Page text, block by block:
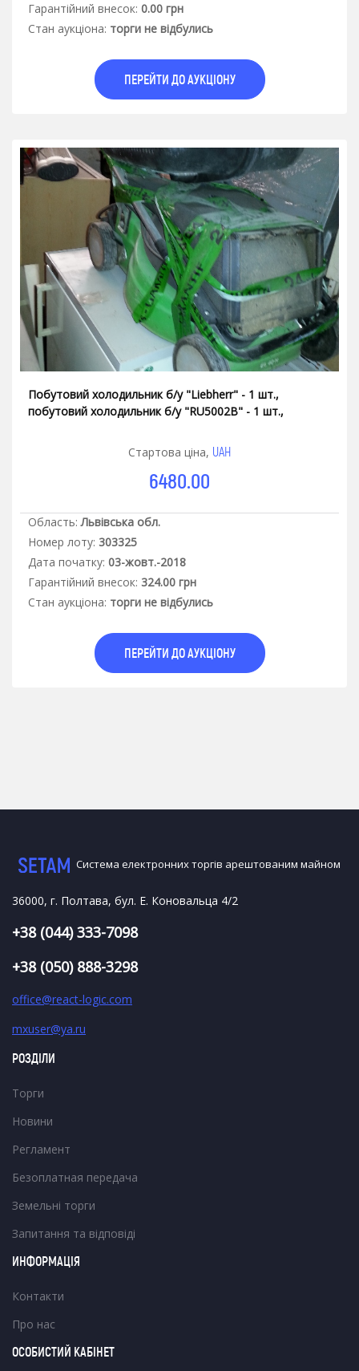
Гарантiйний внесок: 0.00 грн
Стан аукцiона: торги не відбулись
ПЕРЕЙТИ ДО АУКЦІОНУ
Побутовий холодильник б/у "Liеbherr" - 1 шт.,
побутовий холодильник б/у "RU5002B" - 1 шт.,
Стартова ціна, UAH
6480.00
Область: Львівська обл.
Номер лоту: 303325
Дата початку: 03-жовт.-2018
Гарантiйний внесок: 324.00 грн
Стан аукцiона: торги не відбулись
ПЕРЕЙТИ ДО АУКЦІОНУ
РОЗДІЛИ
Торги
Новини
Регламент
Безоплатная передача
Земельні торги
Запитання та відповіді
ИНФОРМАЦІЯ
Контакти
Про нас
ОСОБИСТИЙ КАБІНЕТ
Система електронних торгів арештованим майном
36000, г. Полтава, бул. Е. Коновальца 4/2
+38 (044) 333-7098
+38 (050) 888-3298
office@react-logic.com
mxuser@ya.ru